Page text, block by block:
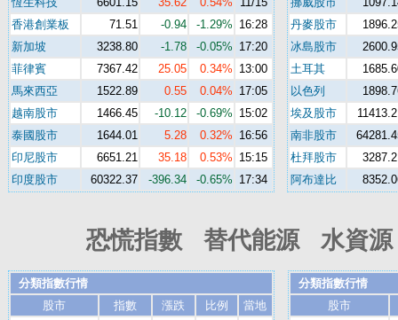
香港創業板
71.51 -0.94 -1.29% 16:28
新加坡
3238.80 -1.78 -0.05% 17:20
菲律賓
7367.42 25.05 0.34% 13:00
馬來西亞
1522.89 0.55 0.04% 17:05
越南股市
1466.45 -10.12 -0.69% 15:02
泰國股市
1644.01 5.28 0.32% 16:56
印尼股市
6651.21 35.18 0.53% 15:15
印度股市
60322.37 -396.34 -0.65% 17:34
丹麥股市
冰島股市
土耳其
以色列
埃及股市
南非股市
杜拜股市
阿布達比
恐慌指數 替代能源 水資
分類指數行情
股市
指數 漲跌 比例
當地
分類指數行情
股市